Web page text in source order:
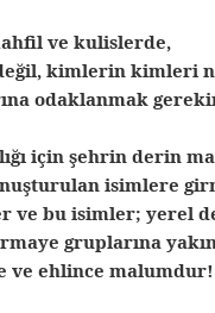
ve kulislerde,
kimlerin kimleri
odaklanmak
için şehrin derin
isimlere
ve bu isimler; yerel
gruplarına yakın
ve ehlince malumdur!